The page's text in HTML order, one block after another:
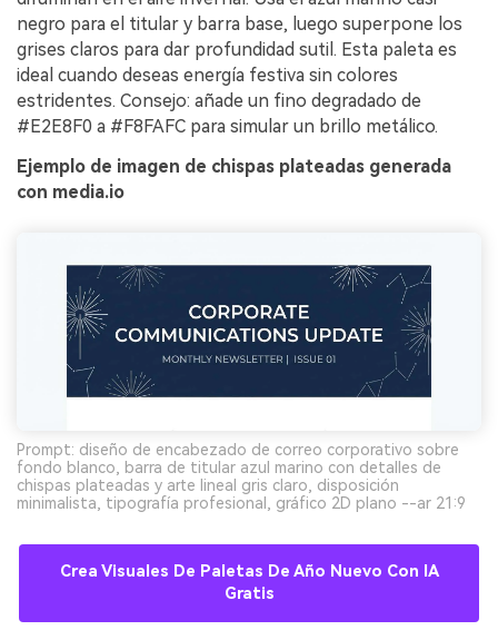
negro para el titular y barra base, luego superpone los
grises claros para dar profundidad sutil. Esta paleta es
ideal cuando deseas energía festiva sin colores
estridentes. Consejo: añade un fino degradado de
#E2E8F0 a #F8FAFC para simular un brillo metálico.
Ejemplo de imagen de chispas plateadas generada
con media.io
Prompt: diseño de encabezado de correo corporativo sobre
fondo blanco, barra de titular azul marino con detalles de
chispas plateadas y arte lineal gris claro, disposición
minimalista, tipografía profesional, gráfico 2D plano --ar 21:9
Crea Visuales De Paletas De Año Nuevo Con IA
Gratis